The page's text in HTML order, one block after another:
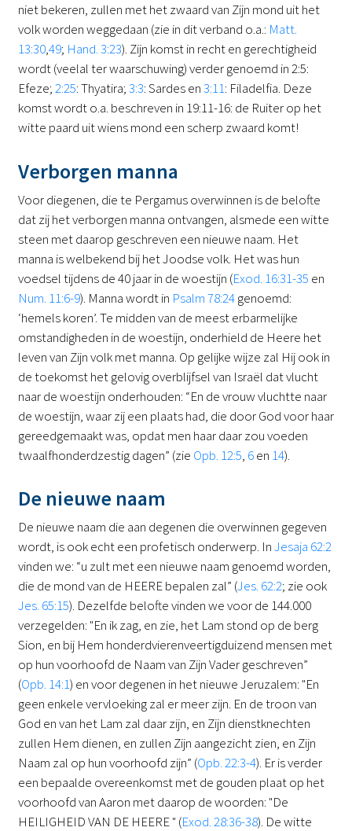
niet bekeren, zullen met het zwaard van Zijn mond uit het
volk worden weggedaan (zie in dit verband o.a.: Matt.
13:30,49; Hand. 3:23). Zijn komst in recht en gerechtigheid
wordt (veelal ter waarschuwing) verder genoemd in 2:5:
Efeze;2:25: Thyatira;3:3: Sardes en3:11: Filadelfia. Deze
komst wordt o.a. beschreven in 19:11-16: de Ruiter op het
witte paard uit wiens mond een scherp zwaard komt!
Verborgen manna
Voor diegenen, die te Pergamus overwinnen is de belofte
dat zij het verborgen manna ontvangen, alsmede een witte
steen met daarop geschreven een nieuwe naam. Het
manna is welbekend bij het Joodse volk. Het was hun
voedsel tijdens de 40 jaar in de woestijn (Exod. 16:31-35 en
Num. 11:6-9). Manna wordt in Psalm 78:24genoemd:
‘hemels koren’. Te midden van de meest erbarmelijke
omstandigheden in de woestijn, onderhield de Heere het
leven van Zijn volk met manna. Op gelijke wijze zal Hij ook in
de toekomst het gelovig overblijfsel van Israël dat vlucht
naar de woestijn onderhouden: “En de vrouw vluchtte naar
de woestijn, waar zij een plaats had, die door God voor haar
gereedgemaakt was, opdat men haar daar zou voeden
twaalfhonderdzestig dagen” (zie Opb. 12:5, 6en 14).
De nieuwe naam
De nieuwe naam die aan degenen die overwinnen gegeven
wordt, is ook echt een profetisch onderwerp. InJesaja 62:2
vinden we: “u zult met een nieuwe naam genoemd worden,
die de mond van de HEERE bepalen zal” (Jes. 62:2; zie ook
Jes. 65:15). Dezelfde belofte vinden we voor de 144.000
verzegelden: "En ik zag, en zie, het Lam stond op de berg
Sion, en bij Hem honderdvierenveertigduizend mensen met
op hun voorhoofd de Naam van Zijn Vader geschreven”
(Opb. 14:1) en voor degenen in het nieuwe Jeruzalem: "En
geen enkele vervloeking zal er meer zijn. En de troon van
God en van het Lam zal daar zijn, en Zijn dienstknechten
zullen Hem dienen, en zullen Zijn aangezicht zien, en Zijn
Naam zal op hun voorhoofd zijn” (Opb. 22:3-4). Er is verder
een bepaalde overeenkomst met de gouden plaat op het
voorhoofd van Aaron met daarop de woorden: "De
HEILIGHEID VAN DE HEERE " (Exod. 28:36-38). De witte